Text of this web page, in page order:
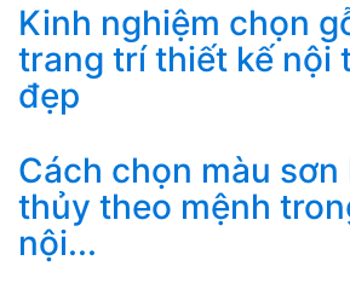
Kinh nghiệm chọn
trang trí thiết kế nội
đẹp
Cách chọn màu
thủy theo mệnh
nội...